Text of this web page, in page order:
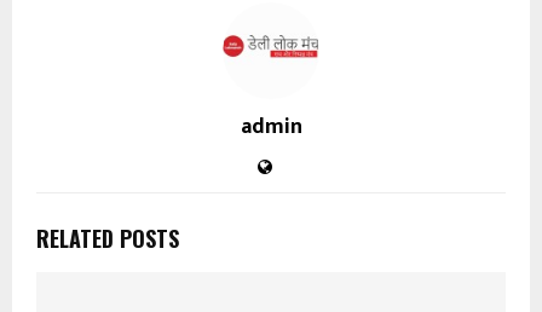
admin
RELATED POSTS